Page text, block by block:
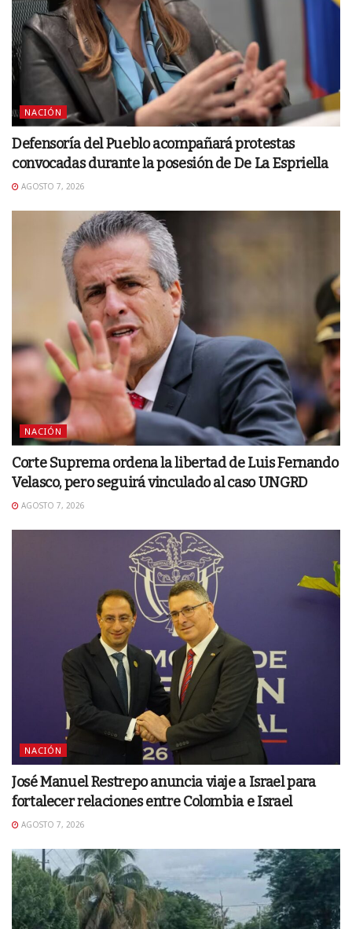
NACIÓN
Defensoría del Pueblo acompañará protestas
convocadas durante la posesión de De La Espriella
AGOSTO 7, 2026
NACIÓN
Corte Suprema ordena la libertad de Luis Fernando
Velasco, pero seguirá vinculado al caso UNGRD
AGOSTO 7, 2026
NACIÓN
José Manuel Restrepo anuncia viaje a Israel para
fortalecer relaciones entre Colombia e Israel
AGOSTO 7, 2026